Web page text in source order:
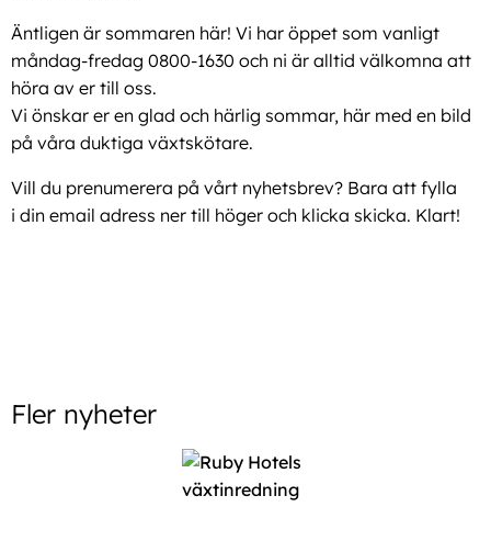
Äntligen är sommaren här! Vi har öppet som vanligt
måndag-fredag 0800-1630 och ni är alltid välkomna att
höra av er till oss.
Vi önskar er en glad och härlig sommar, här med en bild
på våra duktiga växtskötare.
Vill du prenumerera på vårt nyhetsbrev? Bara att fylla
i din email adress ner till höger och klicka skicka. Klart!
Fler nyheter